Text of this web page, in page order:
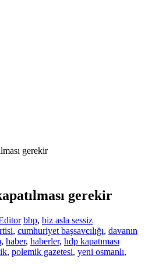
gerekir
gerekir
bbp, biz asla sessiz
, cumhuriyet başsavcılığı, davanın
, haber, haberler, hdp kapatıması
, polemik gazetesi, yeni osmanlı,